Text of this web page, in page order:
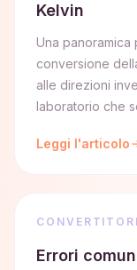
Kelvin
Una panoramica
conversione
alle direzioni
laboratorio che
Leggi l'articolo
Errori